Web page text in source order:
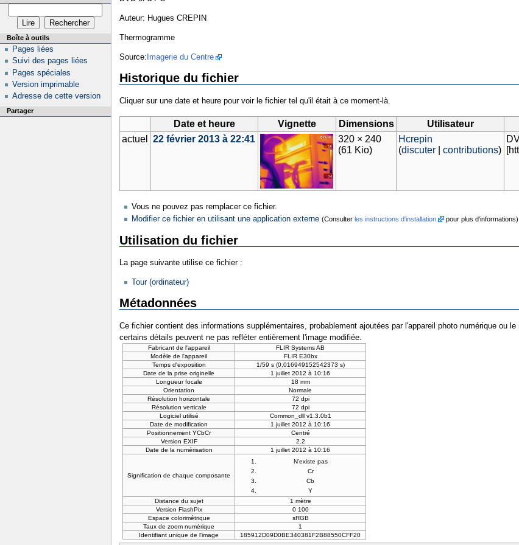
Auteur: Hugues CREPIN
Thermogramme
Source: Imagerie du Centre
Historique du fichier
Cliquer sur une date et heure pour voir le fichier tel qu'il était à ce moment-là.
Date et heure Vignette Dimensions Utilisateur
actuel
22 février 2013 à 22:41
320 × 240
(61 Kio)
Hcrepin
(discuter |contributions)
Vous ne pouvez pas remplacer ce fichier.
Modifier ce fichier en utilisant une application externe (Consulter les instructions d'installation pour plus d'informations)
Utilisation du fichier
La page suivante utilise ce fichier :
Tour (ordinateur)
Métadonnées
Ce fichier contient des informations supplémentaires, probablement ajoutées par l'appareil photo numérique ou
certains détails peuvent ne pas refléter entièrement l'image modifiée.
Fabricant de l'appareil
FLIR Systems AB
Modèle de l'appareil
FLIR E30bx
Temps d'exposition
1/59 s (0,016949152542373 s)
Date de la prise originelle
1 juillet 2012 à 10:16
Longueur focale
18 mm
Orientation
Normale
Résolution horizontale
72 dpi
Résolution verticale
72 dpi
Logiciel utilisé
Common_dll v1.3.0b1
Date de modification
1 juillet 2012 à 10:16
Positionnement YCbCr
Centré
Version EXIF
2.2
Date de la numérisation
1 juillet 2012 à 10:16
Signification de chaque composante
N'existe pas
Cr
Cb
Y
Distance du sujet
1 mètre
Version FlashPix
0 100
Espace colorimétrique
sRGB
Taux de zoom numérique
1
Identifiant unique de l'image
185912D09D0BE340381F2B88550CFF20
Boîte à outils
Pages liées
Suivi des pages liées
Pages spéciales
Version imprimable
Adresse de cette version
Partager